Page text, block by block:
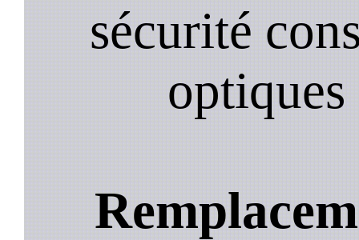
sécurité
optiques